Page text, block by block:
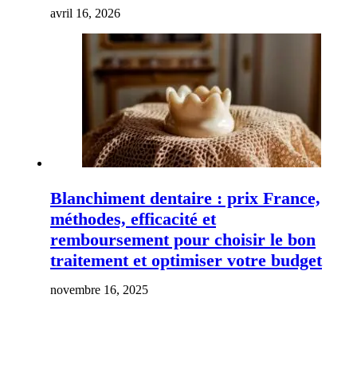
avril 16, 2026
Blanchiment dentaire : prix France,
méthodes, efficacité et
remboursement pour choisir le bon
traitement et optimiser votre budget
novembre 16, 2025